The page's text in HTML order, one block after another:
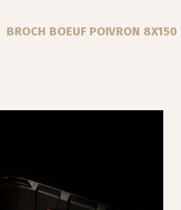
BROCH BOEUF POIVRON 8X150